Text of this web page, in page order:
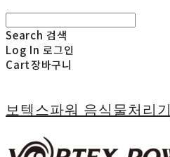
Search 검색
Log In 로그인
Cart장바구니
보텍스파워 음식물처리기